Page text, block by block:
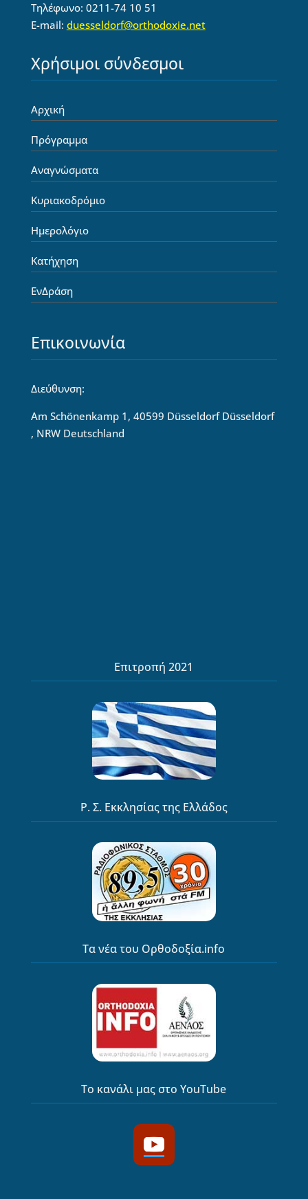
Τηλέφωνο: 0211-74 10 51
E-mail: duesseldorf@orthodoxie.net
Χρήσιμοι σύνδεσμοι
Αρχική
Πρόγραμμα
Αναγνώσματα
Κυριακοδρόμιο
Ημερολόγιο
Κατήχηση
ΕνΔράση
Επικοινωνία
Διεύθυνση:
Am Schönenkamp 1, 40599 Düsseldorf Düsseldorf
, NRW Deutschland
Επιτροπή 2021
Ρ. Σ. Εκκλησίας της Ελλάδος
Τα νέα του Ορθοδοξία.info
Το κανάλι μας στο YouTube